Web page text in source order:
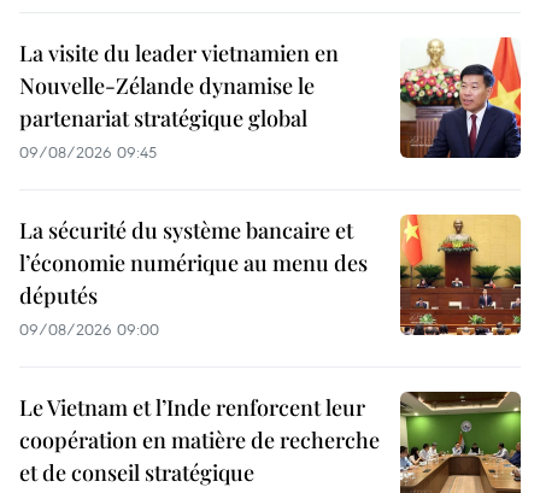
La visite du leader vietnamien en
Nouvelle-Zélande dynamise le
partenariat stratégique global
09/08/2026 09:45
La sécurité du système bancaire et
l’économie numérique au menu des
députés
09/08/2026 09:00
Le Vietnam et l’Inde renforcent leur
coopération en matière de recherche
et de conseil stratégique